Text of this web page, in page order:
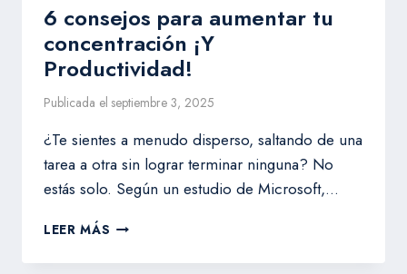
6 consejos para aumentar tu
concentración ¡Y
Productividad!
Publicada el septiembre 3, 2025
¿Te sientes a menudo disperso, saltando de una
tarea a otra sin lograr terminar ninguna? No
estás solo. Según un estudio de Microsoft,…
LEER MÁS 6
PARA